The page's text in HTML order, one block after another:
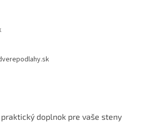
doplnok pre vaše steny